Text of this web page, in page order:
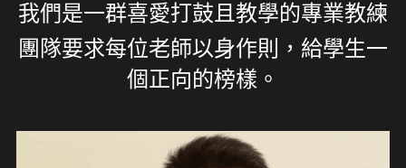
顧問團員介紹
太鼓課程
太鼓空靈鼓課程
ＬＩＮＥ官方
我們是一群喜愛打鼓且教學的專業教練
團隊要求每位老師以身作則，給學生一
個正向的榜樣。